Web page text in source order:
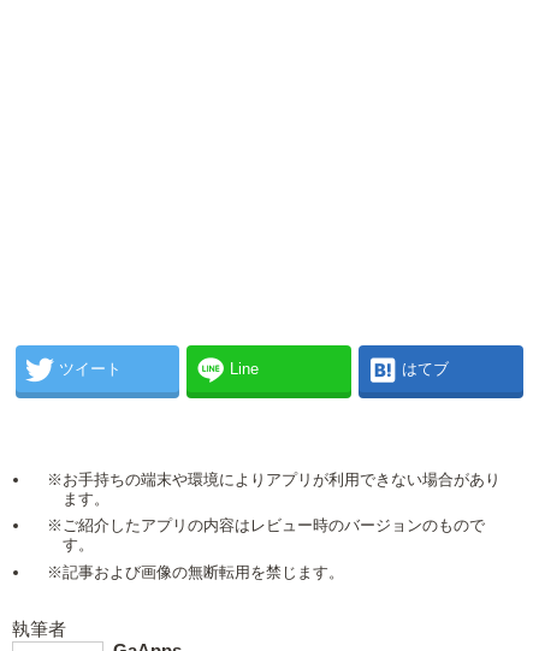
ツイート Line はてブ
※お手持ちの端末や環境によりアプリが利用できない場合があり
ます。
※ご紹介したアプリの内容はレビュー時のバージョンのもので
す。
※記事および画像の無断転用を禁じます。
執筆者